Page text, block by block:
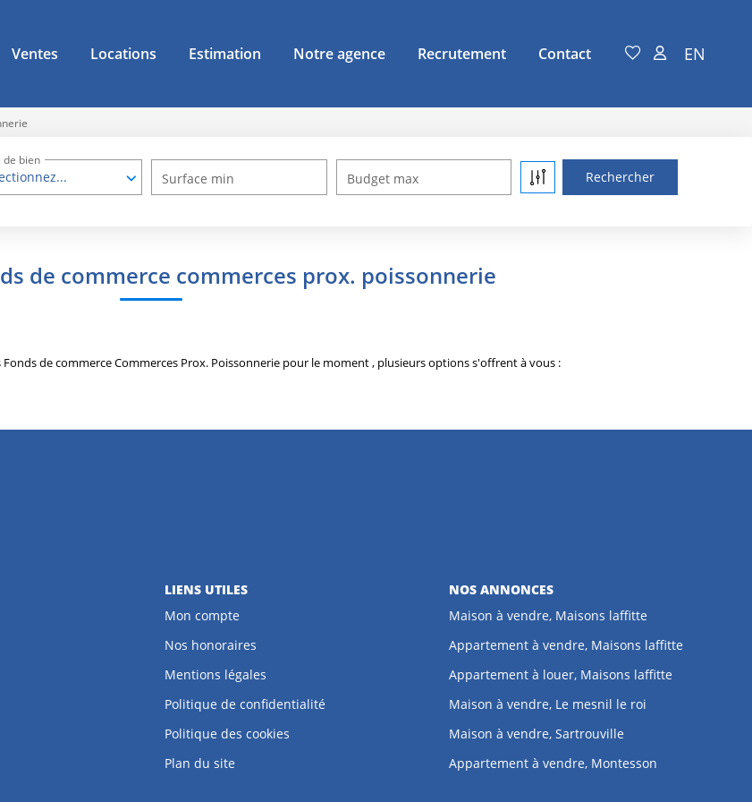
Ventes Locations Estimation Notre agence Recrutement Contact EN
de bien
Surface min Budget max
de commerce commerces prox. poissonnerie
de commerce Commerces Prox. Poissonnerie pour le moment , plusieurs options s'offrent à vous :
LIENS UTILES
Mon compte
Nos honoraires
Mentions légales
Politique de confidentialité
Politique des cookies
Plan du site
NOS ANNONCES
Maison à vendre, Maisons laffitte
Appartement à vendre, Maisons laffitte
Appartement à louer, Maisons laffitte
Maison à vendre, Le mesnil le roi
Maison à vendre, Sartrouville
Appartement à vendre, Montesson